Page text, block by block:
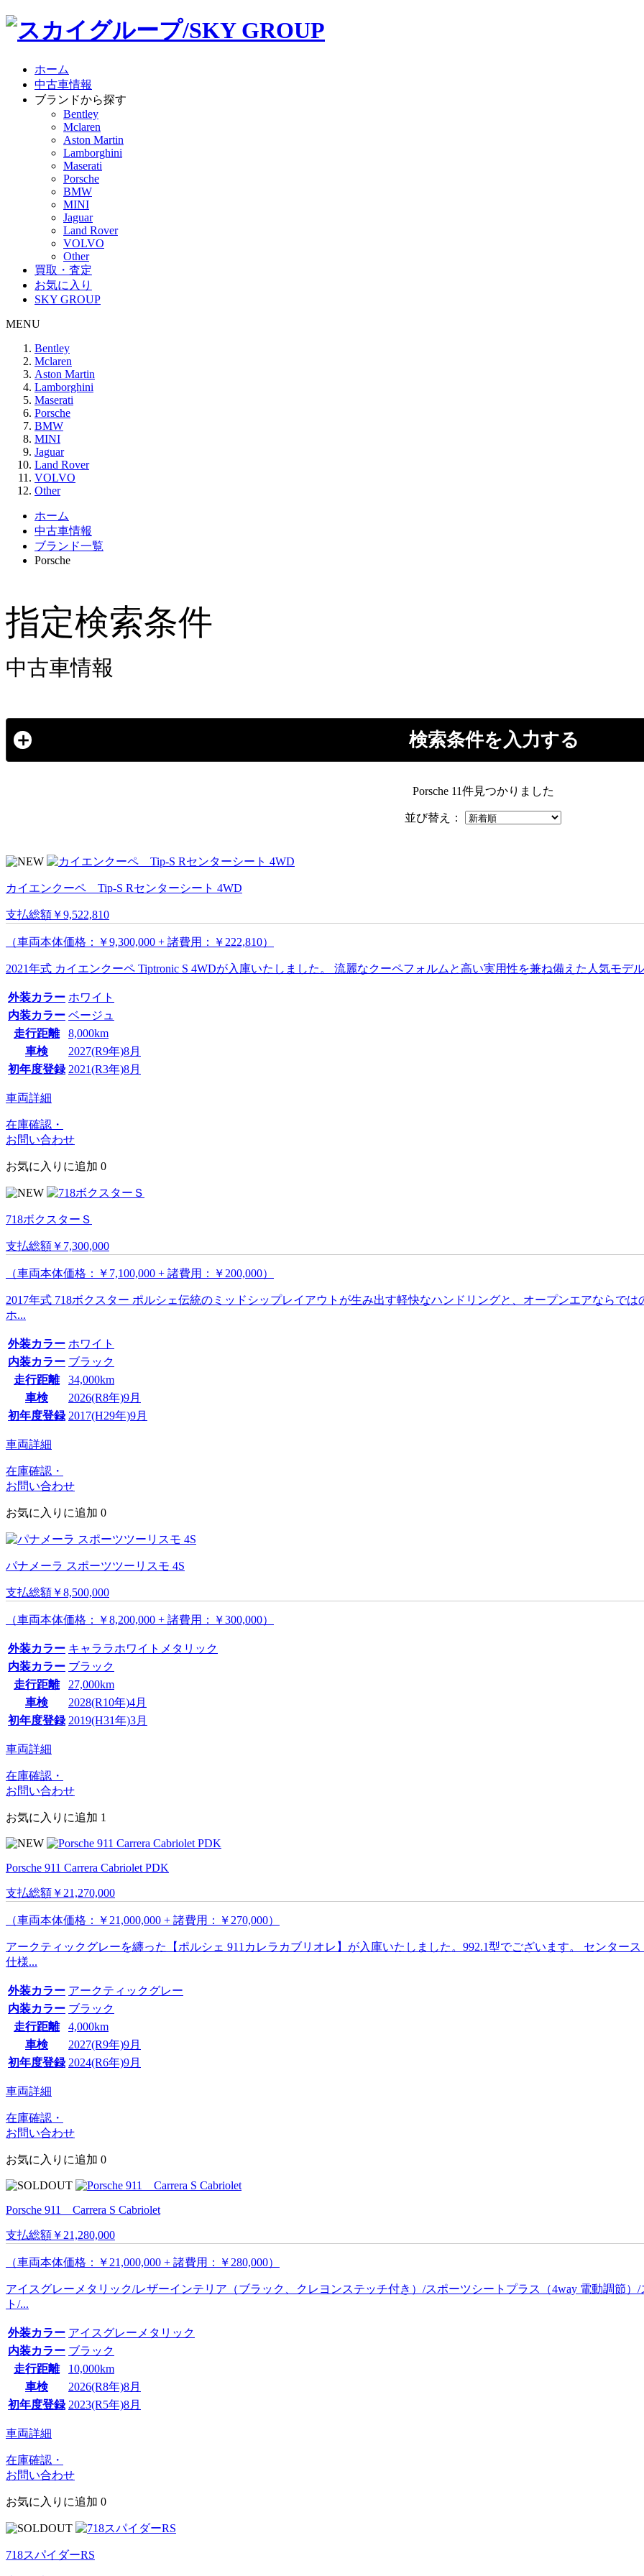
ホーム
中古車情報
ブランドから探す
Bentley
Mclaren
Aston Martin
Lamborghini
Maserati
Porsche
BMW
MINI
Jaguar
Land Rover
VOLVO
Other
買取・査定
お気に入り
SKY GROUP
MENU
Bentley
Mclaren
Aston Martin
Lamborghini
Maserati
Porsche
BMW
MINI
Jaguar
Land Rover
VOLVO
Other
ホーム
中古車情報
ブランド一覧
Porsche
指定検索条件
中古車情報
検索条件を入力する
Porsche11件見つかりました
並び替え：
カイエンクーペ Tip-S Rセンターシート 4WD
支払総額 ￥9,522,810
（車両本体価格：￥9,300,000 + 諸費用：￥222,810）
2021年式 カイエンクーペ Tiptronic S 4WDが入庫いたしました。 流麗なクーペフォルムと高い実用性を兼ね備えた人気モデ
外装カラー ホワイト
内装カラー ベージュ
走行距離
8,000km
車検
2027(R9年)8月
初年度登録 2021(R3年)8月
車両詳細
在庫確認・
お問い合わせ
お気に入りに追加 0
718ボクスターＳ
支払総額 ￥7,300,000
（車両本体価格：￥7,100,000 + 諸費用：￥200,000）
2017年式 718ボクスター ポルシェ伝統のミッドシップレイアウトが生み出す軽快なハンドリングと、オープンエアならで
ホ...
外装カラー ホワイト
内装カラー ブラック
走行距離
34,000km
車検
2026(R8年)9月
初年度登録 2017(H29年)9月
車両詳細
在庫確認・
お問い合わせ
お気に入りに追加 0
パナメーラ スポーツツーリスモ 4S
支払総額 ￥8,500,000
（車両本体価格：￥8,200,000 + 諸費用：￥300,000）
外装カラー キャララホワイトメタリック
内装カラー ブラック
走行距離
27,000km
車検
2028(R10年)4月
初年度登録 2019(H31年)3月
車両詳細
在庫確認・
お問い合わせ
お気に入りに追加 1
Porsche 911 Carrera Cabriolet PDK
支払総額 ￥21,270,000
（車両本体価格：￥21,000,000 + 諸費用：￥270,000）
アークティックグレーを纏った【ポルシェ 911カレラカブリオレ】が入庫いたしました。992.1型でございます。 センター
仕様...
外装カラー アークティックグレー
内装カラー ブラック
走行距離
4,000km
車検
2027(R9年)9月
初年度登録 2024(R6年)9月
車両詳細
在庫確認・
お問い合わせ
お気に入りに追加 0
Porsche 911 Carrera S Cabriolet
支払総額 ￥21,280,000
（車両本体価格：￥21,000,000 + 諸費用：￥280,000）
アイスグレーメタリック/レザーインテリア（ブラック、クレヨンステッチ付き）/スポーツシートプラス（4way 電動調節
ト/...
外装カラー アイスグレーメタリック
内装カラー ブラック
走行距離
10,000km
車検
2026(R8年)8月
初年度登録 2023(R5年)8月
車両詳細
在庫確認・
お問い合わせ
お気に入りに追加 0
718スパイダーRS